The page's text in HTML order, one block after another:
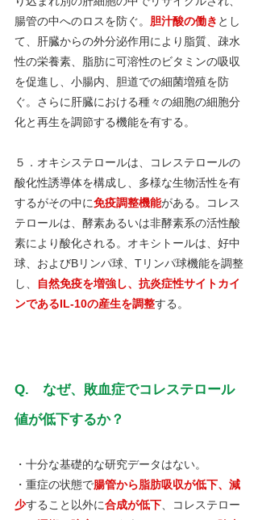
腸管の中へのロスを防ぐ。 胆汁酸の働き とし
て、肝臓からの外分泌作用により脂質、疎水
性の栄養素、脂肪に可溶性のビタミンの吸収
を促進し、小腸内、胆道での細菌増殖を防
ぐ。さらに肝臓における種々の細胞の細胞分
化と再生を調節する機能を有する。
５．オキシステロールは、コレステロールの
酸化性誘導体を構成し、多様な生物活性を有
するがその中に免疫調整機能がある。コレス
テロールは、酵素あるいは非酵素系の活性酸
素により酸化される。オキシトールは、好中
球、およびBリンパ球、Tリンパ球機能を調整
し、
自然免疫を増強し、抗炎症性サイトカイ
ンであるIL-10の産生を調整する。
Q.　なぜ、敗血症でコレステロール
値が低下するか？
・十分な基礎的な研究データはない。
・重症の状態で腸管から脂肪吸収が低下、減
少すること以外に合成が低下 、コレステロー